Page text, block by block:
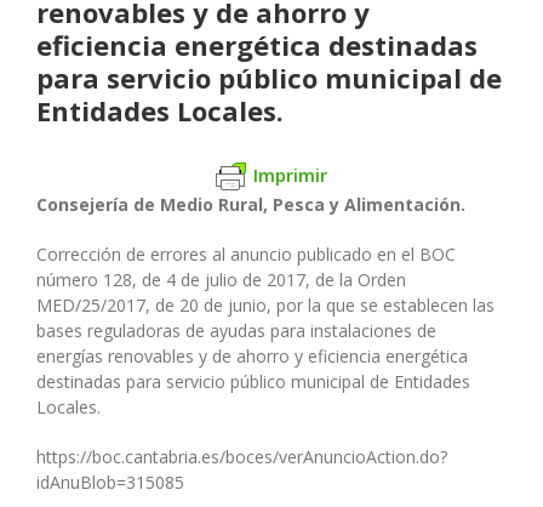
renovables y de ahorro y
eficiencia energética destinadas
para servicio público municipal de
Entidades Locales.
Imprimir
Consejería de Medio Rural, Pesca y Alimentación.
Corrección de errores al anuncio publicado en el BOC
número 128, de 4 de julio de 2017, de la Orden
MED/25/2017, de 20 de junio, por la que se establecen las
bases reguladoras de ayudas para instalaciones de
energías renovables y de ahorro y eficiencia energética
destinadas para servicio público municipal de Entidades
Locales.
https://boc.cantabria.es/boces/verAnuncioAction.do?
idAnuBlob=315085